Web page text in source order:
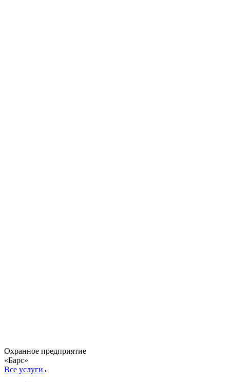
Охранное предприятие
«Барс»
Все услуги